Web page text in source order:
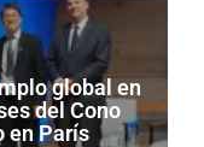
global en
del Cono
en París